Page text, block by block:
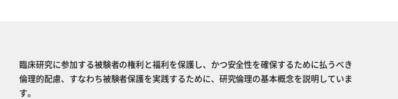
臨床研究に参加する被験者の権利と福利を保護し、かつ安全性を確保するために払うべき
倫理的配慮、すなわち被験者保護を実践するために、研究倫理の基本概念を説明していま
す。